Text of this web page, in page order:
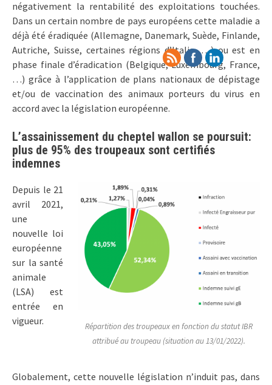
négativement la rentabilité des exploitations touchées.
Dans un certain nombre de pays européens cette maladie a
déjà été éradiquée (Allemagne, Danemark, Suède, Finlande,
Autriche, Suisse, certaines régions d’Italie, …) ou est en
phase finale d’éradication (Belgique, Luxembourg, France,
…) grâce à l’application de plans nationaux de dépistage
et/ou de vaccination des animaux porteurs du virus en
accord avec la législation européenne.
L’assainissement du cheptel wallon se poursuit:
plus de 95% des troupeaux sont certifiés
indemnes
Répartition des troupeaux en fonction du statut IBR
attribué au troupeau (situation au 13/01/2022).
Depuis le 21
avril 2021,
une
nouvelle loi
européenne
sur la santé
animale
(LSA) est
entrée en
vigueur.
Globalement, cette nouvelle législation n’induit pas, dans